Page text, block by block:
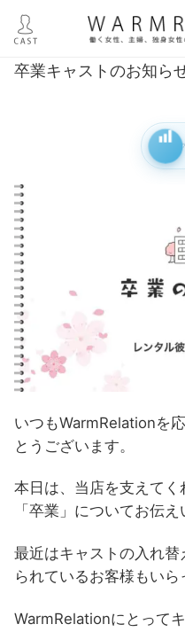
卒業キャストのお知ら
いつもWarmRelationを
とうございます。
本日は、当店を支えて
「卒業」についてお伝え
最近はキャストの入れ
られているお客様もいら
WarmRelationにとって